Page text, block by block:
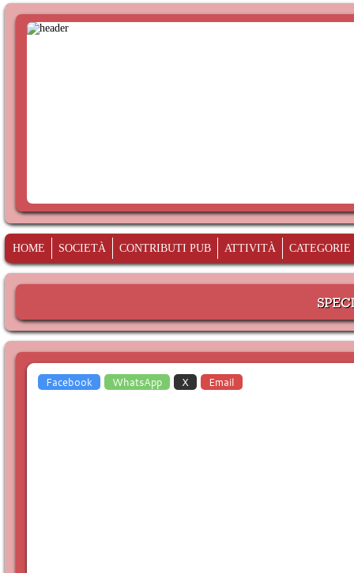
HOME SOCIETÀ CONTRIBUTI PUB ATTIVITÀ CATEGORIE
Facebook WhatsApp X Email